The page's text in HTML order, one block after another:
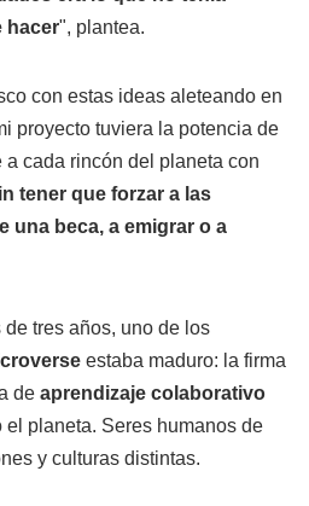
hacer", plantea.
con estas ideas aleteando en
proyecto tuviera la potencia de
a cada rincón del planeta con
tener que forzar a las
una beca, a emigrar o a
tres años, uno de los
estaba maduro: la firma
de aprendizaje colaborativo
planeta. Seres humanos de
y culturas distintas.